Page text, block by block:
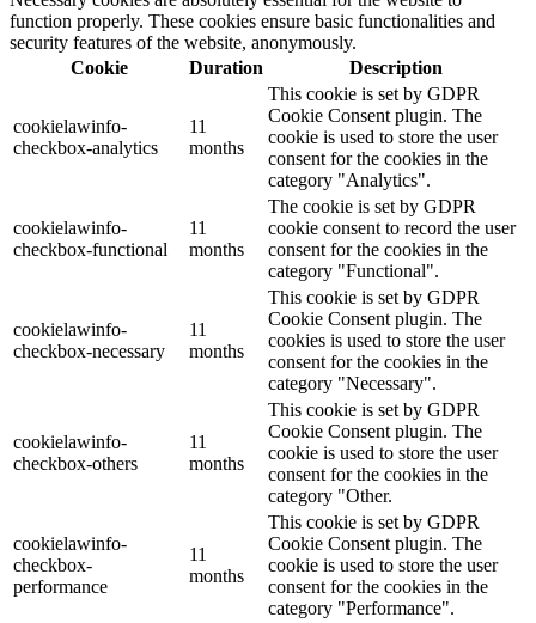
function properly. These cookies ensure basic functionalities and
security features of the website, anonymously.
Cookie
Duration Description
cookielawinfo-
checkbox-analytics
11
months
This cookie is set by GDPR
Cookie Consent plugin. The
cookie is used to store the user
consent for the cookies in the
category "Analytics".
cookielawinfo-
checkbox-functional
11
months
The cookie is set by GDPR
cookie consent to record the user
consent for the cookies in the
category "Functional".
cookielawinfo-
checkbox-necessary
11
months
This cookie is set by GDPR
Cookie Consent plugin. The
cookies is used to store the user
consent for the cookies in the
category "Necessary".
cookielawinfo-
checkbox-others
11
months
This cookie is set by GDPR
Cookie Consent plugin. The
cookie is used to store the user
consent for the cookies in the
category "Other.
cookielawinfo-
checkbox-
performance
11
months
This cookie is set by GDPR
Cookie Consent plugin. The
cookie is used to store the user
consent for the cookies in the
category "Performance".